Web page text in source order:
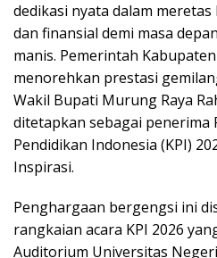
dedikasi nyata dalam
dan finansial demi masa
manis. Pemerintah
menorehkan prestasi
Wakil Bupati Murung Raya
ditetapkan sebagai penerima
Pendidikan Indonesia (KPI)
Inspirasi.
Penghargaan bergengsi ini
rangkaian acara KPI 2026
Auditorium Universitas